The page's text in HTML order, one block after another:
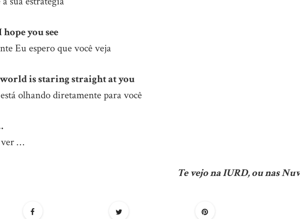
you see
Eu espero que você veja
is staring straight at you
olhando diretamente para você
ver …
Te vejo na IURD, ou nas